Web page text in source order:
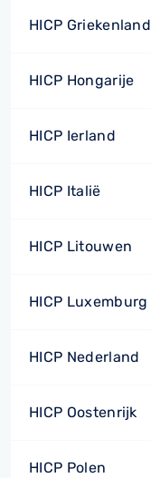
HICP Griekenland
HICP Hongarije
HICP Ierland
HICP Italië
HICP Litouwen
HICP Luxemburg
HICP Nederland
HICP Oostenrijk
HICP Polen